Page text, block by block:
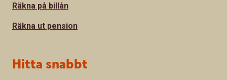
Räkna på billån
Räkna ut pension
Hitta snabbt